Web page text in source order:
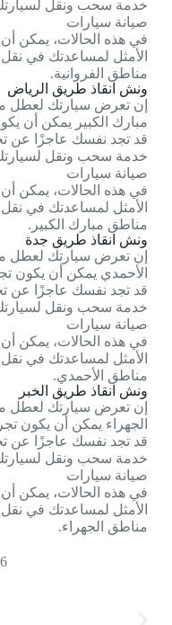
خدمة سحب ونقل
صيانة سيارات
الأمثل لمساعدتك في
مناطق الفروانية.
ونش انقاذ طريق الرياض
إن تعرض سيارتك لعطل
مبارك الكبير يمكن أن
قد تجد نفسك عاجزًا عن
خدمة سحب ونقل
صيانة سيارات
الأمثل لمساعدتك في
مناطق مبارك الكبير.
ونش انقاذ طريق جدة
إن تعرض سيارتك لعطل
الأحمدي يمكن أن يكون
قد تجد نفسك عاجزًا عن
خدمة سحب ونقل
صيانة سيارات
الأمثل لمساعدتك في
مناطق الأحمدي.
ونش انقاذ طريق الخبر
إن تعرض سيارتك لعطل
الجهراء يمكن أن يكون
قد تجد نفسك عاجزًا عن
خدمة سحب ونقل
صيانة سيارات
الأمثل لمساعدتك في
مناطق الجهراء.